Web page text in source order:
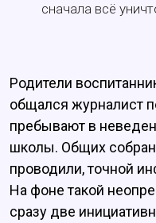
сначала всё
Родители
общался журналист
пребывают в
школы. Общих
проводили, точной
На фоне такой
сразу две